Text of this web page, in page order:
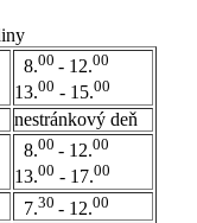
8.00 - 12.00
13.00 - 15.00
nestránkový deň
8.00 - 12.00
13.00 - 17.00
7.30 - 12.00